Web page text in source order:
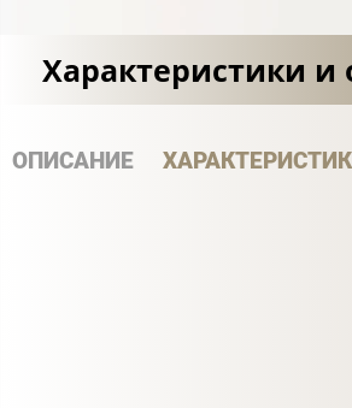
Характеристики и
ОПИСАНИЕ